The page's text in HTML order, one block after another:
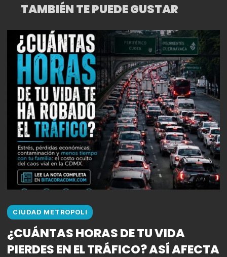
TAMBIÉN TE PUEDE GUSTAR
CIUDAD METROPOLI
¿CUÁNTAS HORAS DE TU VIDA
PIERDES EN EL TRÁFICO? ASÍ AFECTA